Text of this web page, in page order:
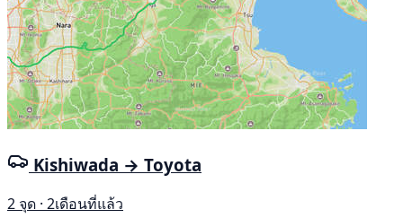
Kishiwada → Toyota
2 จุด · 2เดือนที่แล้ว